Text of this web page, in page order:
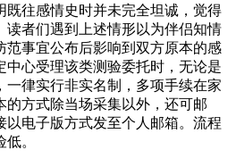
既往感情史时并未完全坦诚，觉得
读者们遇到上述情形以为伴侣知情
范事宜公布后影响到双方原本的感
中心受理该类测验委托时，无论是
一律实行非实名制，多项手续在家
的方式除当场采集以外，还可邮
以电子版方式发至个人邮箱。流程
。